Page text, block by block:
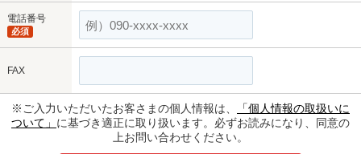
電話番号
必須
FAX
※ご入力いただいたお客さまの個人情報は、
「個人情報の取扱いに
ついて」 に基づき適正に取り扱います。必ずお読みになり、同意の
上お問い合わせください。